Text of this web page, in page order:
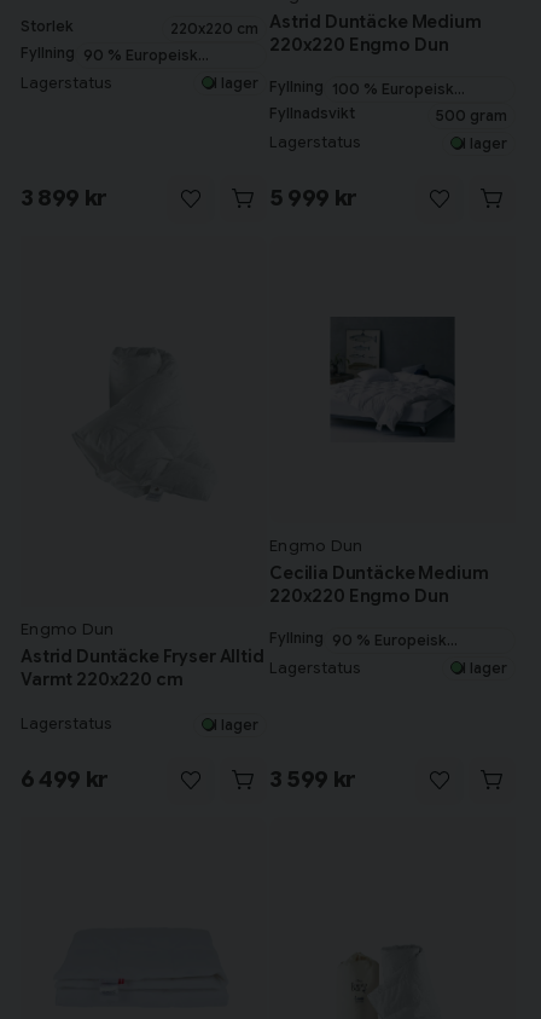
Storlek
220x220 cm
Fyllning 90 % Europeisk
myskanddun
Lagerstatus I lager
3 899 kr
Astrid Duntäcke Medium
220x220 Engmo Dun
Fyllning 100 % Europeisk
gåsdun
Fyllnadsvikt 500 gram
Lagerstatus I lager
5 999 kr
Engmo Dun
Astrid Duntäcke Fryser Alltid
Varmt 220x220 cm
Lagerstatus I lager
6 499 kr
Engmo Dun
Cecilia Duntäcke Medium
220x220 Engmo Dun
Fyllning 90 % Europeisk
myskanddun
Lagerstatus I lager
3 599 kr